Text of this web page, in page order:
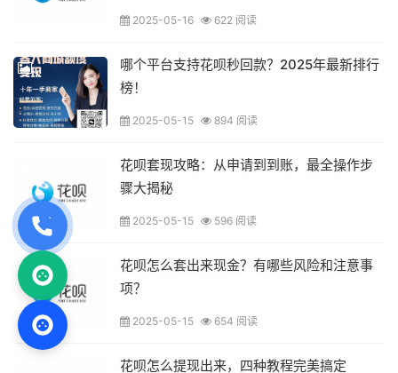
2025-05-16 622 阅读
哪个平台支持花呗秒回款？2025年最新排行
榜！
2025-05-15 894 阅读
花呗套现攻略：从申请到到账，最全操作步
骤大揭秘
2025-05-15 596 阅读
花呗怎么套出来现金？有哪些风险和注意事
项？
2025-05-15 654 阅读
花呗怎么提现出来，四种教程完美搞定